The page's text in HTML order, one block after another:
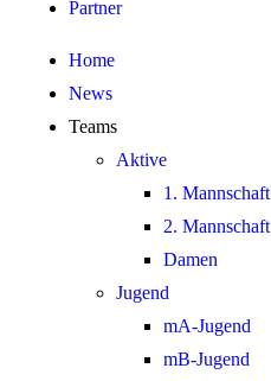
Partner
Home
News
Teams
Aktive
1. Mannschaft
2. Mannschaft
Damen
Jugend
mA-Jugend
mB-Jugend